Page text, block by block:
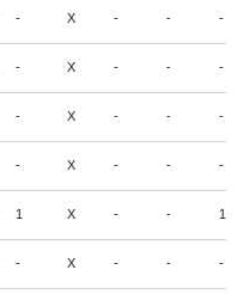
- X - - -
- X - - -
- X - - -
- X - - -
1 X - - 1
- X - - -